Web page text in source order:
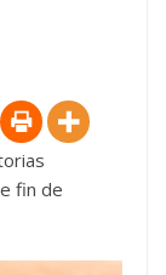
fin de